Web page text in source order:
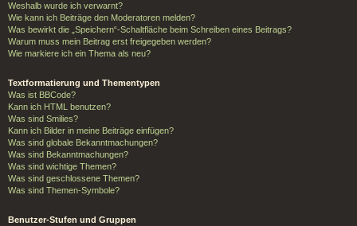
Weshalb wurde ich verwarnt?
Wie kann ich Beiträge den Moderatoren melden?
Was bewirkt die „Speichern“-Schaltfläche beim Schreiben eines Beitrags?
Warum muss mein Beitrag erst freigegeben werden?
Wie markiere ich ein Thema als neu?
Textformatierung und Thementypen
Was ist BBCode?
Kann ich HTML benutzen?
Was sind Smilies?
Kann ich Bilder in meine Beiträge einfügen?
Was sind globale Bekanntmachungen?
Was sind Bekanntmachungen?
Was sind wichtige Themen?
Was sind geschlossene Themen?
Was sind Themen-Symbole?
Benutzer-Stufen und Gruppen